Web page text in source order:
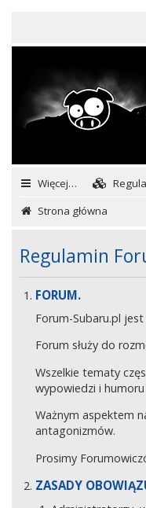
Więcej…
Strona główna
Regulamin
FORUM.
Forum-Subaru.pl
Forum służy do
Wszelkie tematy
wypowiedzi i
Ważnym aspektem
antagonizmów.
Prosimy
ZASADY